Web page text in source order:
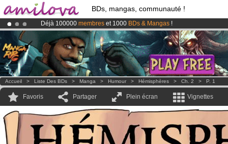
BDs, mangas, communauté !
Déjà 100000 membres et 1000 BDs & Mangas !
Abonnement premium: à partir de3.95 eurospar mois !Clique ici
LeKickstarter Amilova est désormais lancé
Accueil > Liste Des BDs > Manga > Humour > Hémisphères > Ch. 2 > P. 1
Favoris Partager Plein écran Vignettes